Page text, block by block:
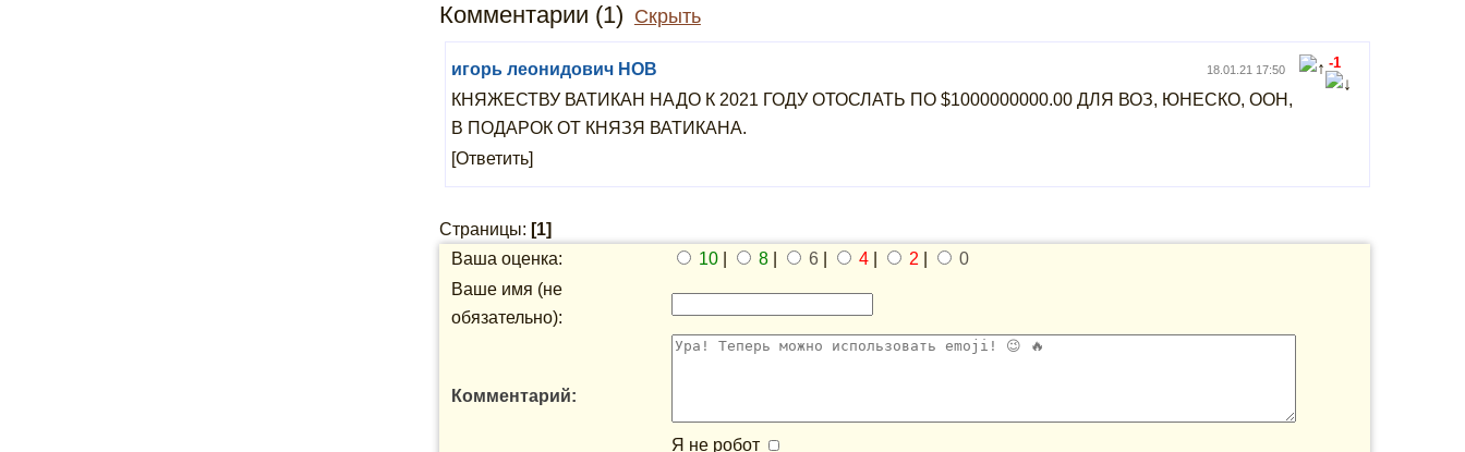
Комментарии (1) Скрыть
игорь леонидович НОВ 18.01.21 17:50
КНЯЖЕСТВУ ВАТИКАН НАДО К 2021 ГОДУ ОТОСЛАТЬ ПО $1000000000.00 ДЛЯ ВОЗ, ЮНЕСКО, ООН,
В ПОДАРОК ОТ КНЯЗЯ ВАТИКАНА.
[Ответить]
-1
Страницы: [1]
Ваша оценка:
10| 8| 6| 4| 2
0
Ваше имя (не
обязательно):
Комментарий:
Я не робот